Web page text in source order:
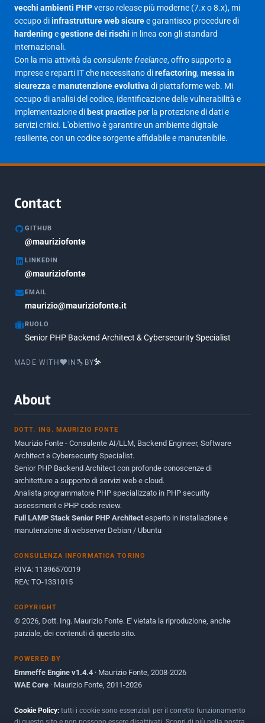
Maggio 2025 27
Aprile 2025
Marzo 2025
Febbraio 2025 17
Gennaio 2025
Giugno 2023
Maggio 2023
Agosto 2020
Marzo 2018
Febbraio 2018
Marzo 2017
Luglio 2016
Febbraio 2016
Giugno 2012
Maggio 2011
Dicembre 2010
Ottobre 2010
Maggio 2010
Giugno 2009
vecchi ambienti PHPverso release più moderne (7.x o 8.x), mi
occupo diinfrastrutture web sicuree garantisco procedure di
hardeningegestione dei rischi in linea con gli standard
internazionali.
Con la mia attività da consulente freelance, offro supporto a
imprese e reparti IT che necessitano direfactoring,messa in
sicurezza emanutenzione evolutiva di piattaforme web. Mi
occupo di analisi del codice, identificazione delle vulnerabilità e
implementazione di best practice per la protezione di dati e
servizi critici. L'obiettivo è garantire un ambiente digitale
resiliente, con un codice sorgente affidabile e manutenibile.
Contact
GITHUB
@mauriziofonte
LINKEDIN
@mauriziofonte
EMAIL
maurizio@mauriziofonte.it
RUOLO
Senior PHP Backend Architect & Cybersecurity Specialist
MADE WITH IN BY
About
DOTT. ING. MAURIZIO FONTE
Maurizio Fonte - Consulente AI/LLM, Backend Engineer, Software
Architect e Cybersecurity Specialist.
Senior PHP Backend Architect con profonde conoscenze di
architetture a supporto di servizi web e cloud.
Analista programmatore PHP specializzato in PHP security
assessment e PHP code review.
Full LAMP Stack Senior PHP Architect esperto in installazione e
manutenzione di webserver Debian / Ubuntu
CONSULENZA INFORMATICA TORINO
P.IVA: 11396570019
REA: TO-1331015
COPYRIGHT
© 2026, Dott. Ing. Maurizio Fonte. E' vietata la riproduzione, anche
parziale, dei contenuti di questo sito.
POWERED BY
Emmeffe Engine v1.4.4 · Maurizio Fonte, 2008-2026
WAE Core · Maurizio Fonte, 2011-2026
Cookie Policy: tutti i cookie sono essenziali per il corretto funzionamento